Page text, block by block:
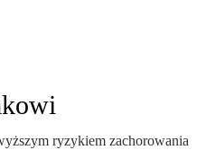
ryzykiem zachorowania